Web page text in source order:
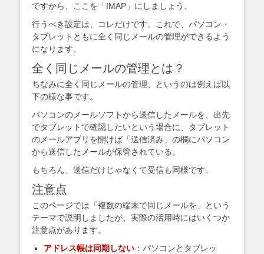
ですから、ここを「IMAP」にしましょう。
行うべき設定は、コレだけです。これで、パソコン・
タブレットともに全く同じメールの管理ができるよう
になります。
全く同じメールの管理とは？
ちなみに全く同じメールの管理、というのは例えば以
下の様な事です。
パソコンのメールソフトから送信したメールを、出先
でタブレットで確認したいという場合に、タブレット
のメールアプリを開けば「送信済み」の欄にパソコン
から送信したメールが保管されている。
もちろん、送信だけじゃなくて受信も同様です。
注意点
このページでは「複数の端末で同じメールを」という
テーマで説明しましたが、実際の活用時にはいくつか
注意点があります。
アドレス帳は同期しない ：パソコンとタブレッ